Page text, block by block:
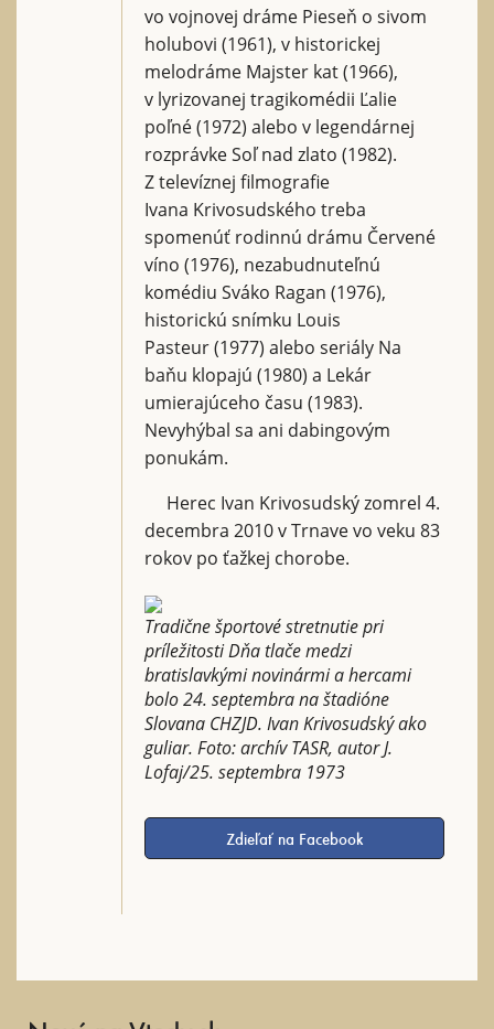
vo vojnovej dráme Pieseň o sivom
holubovi (1961), v historickej
melodráme Majster kat (1966),
v lyrizovanej tragikomédii Ľalie
poľné (1972) alebo v legendárnej
rozprávke Soľ nad zlato (1982).
Z televíznej filmografie
Ivana Krivosudského treba
spomenúť rodinnú drámu Červené
víno (1976), nezabudnuteľnú
komédiu Sváko Ragan (1976),
historickú snímku Louis
Pasteur (1977) alebo seriály Na
baňu klopajú (1980) a Lekár
umierajúceho času (1983).
Nevyhýbal sa ani dabingovým
ponukám.
Herec Ivan Krivosudský zomrel 4.
decembra 2010 v Trnave vo veku 83
rokov po ťažkej chorobe.
Tradične športové stretnutie pri
príležitosti Dňa tlače medzi
bratislavkými novinármi a hercami
bolo 24. septembra na štadióne
Slovana CHZJD. Ivan Krivosudský ako
guliar. Foto: archív TASR, autor J.
Lofaj/25. septembra 1973
Zdieľať na Facebook